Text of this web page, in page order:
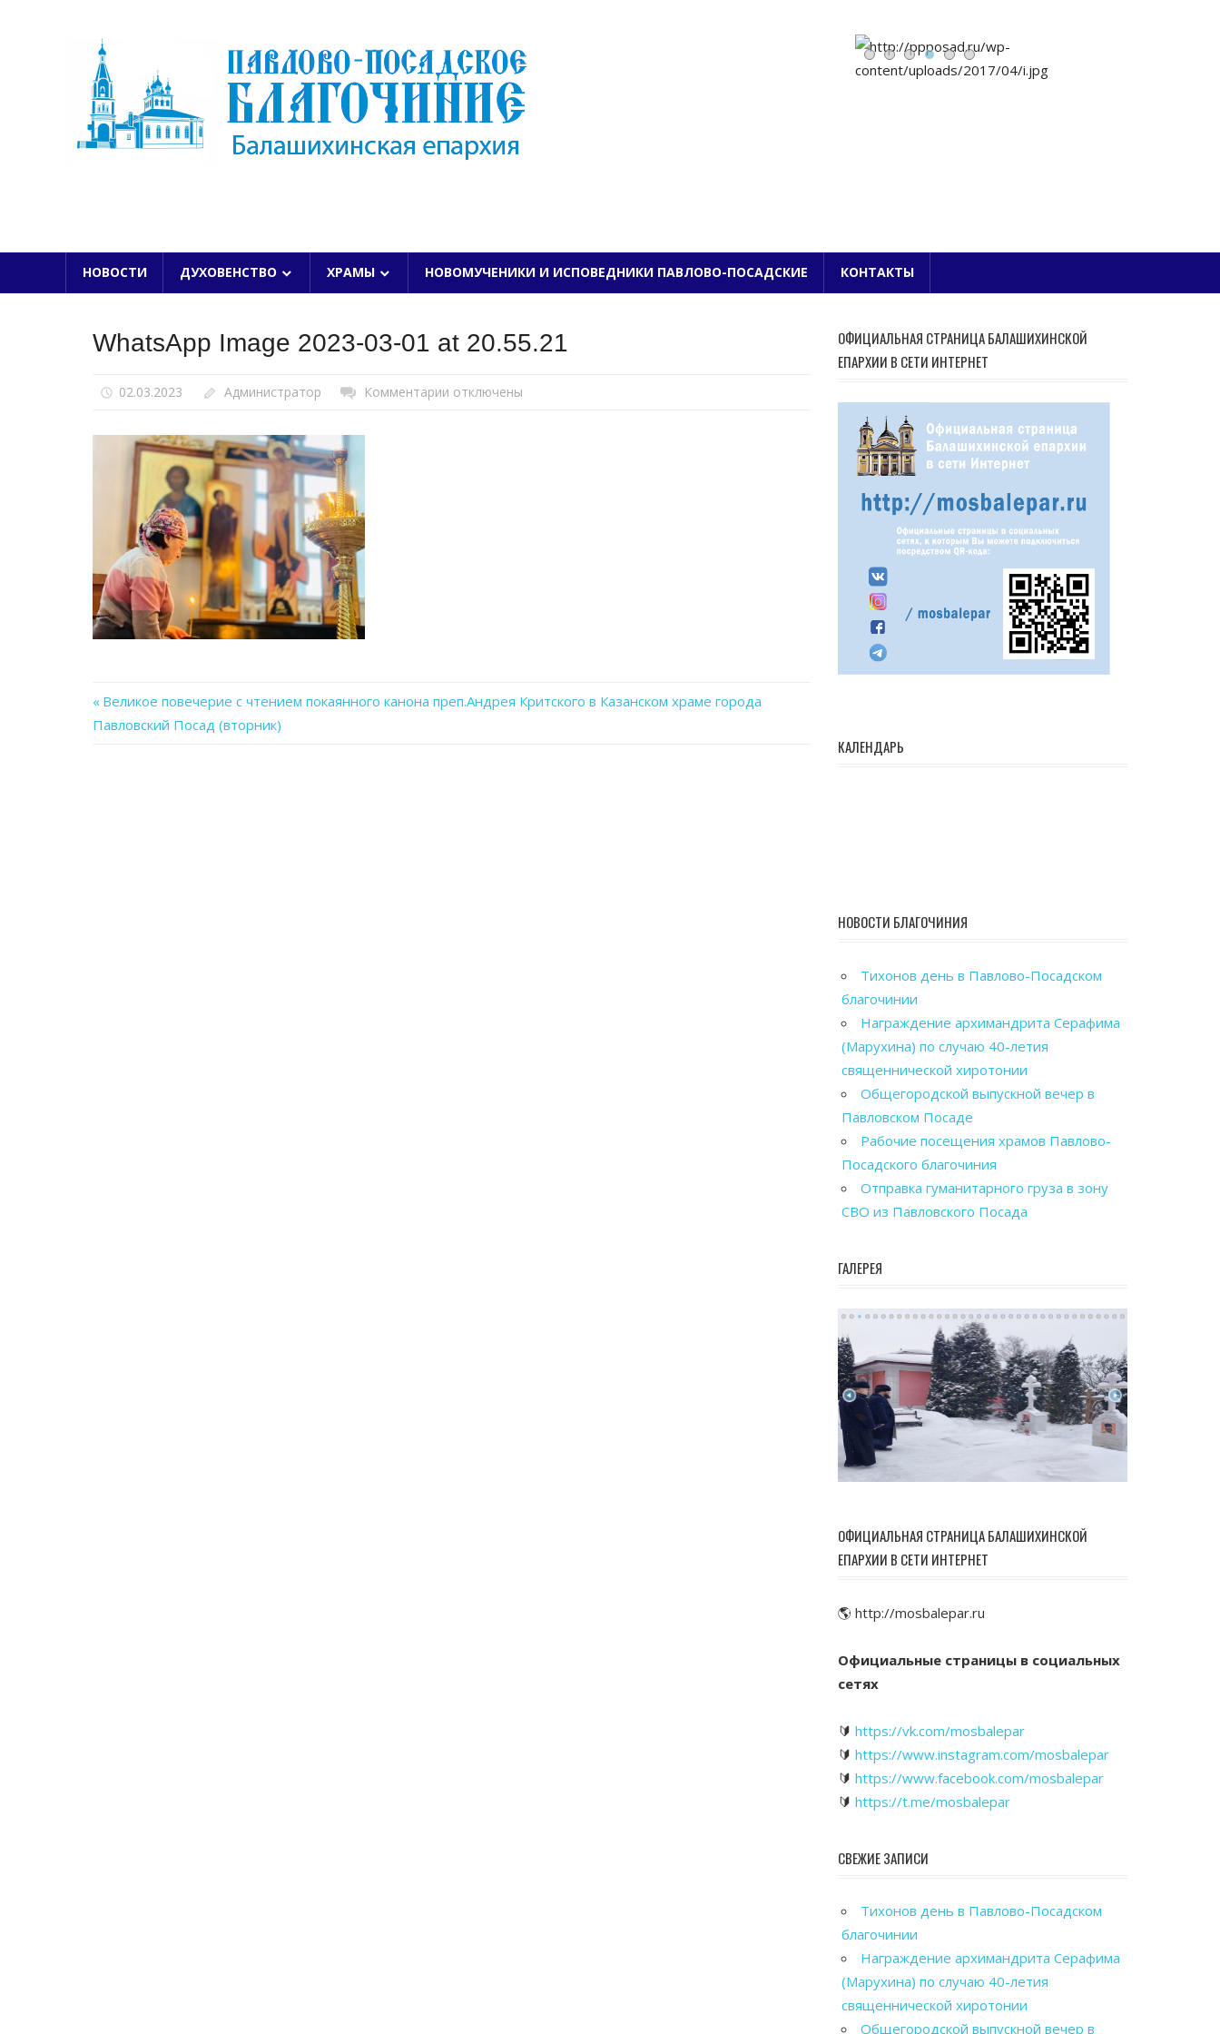
ПАВЛОВО-ПОСАДСКОЕ БЛАГОЧИНИЕ
НОВОСТИ ДУХОВЕНСТВО ХРАМЫ НОВОМУЧЕНИКИ И ИСПОВЕДНИКИ ПАВЛОВО-ПОСАДСКИЕ КОНТАКТЫ
WhatsApp Image 2023-03-01 at 20.55.21
02.03.2023 Администратор Комментарии котключены
Навигация
Previous
Post:
Великое повечерие с чтением покаянного канона преп.Андрея Критского в Казанском храме города
Павловский Посад (вторник)
ОФИЦИАЛЬНАЯ СТРАНИЦА БАЛАШИХИНСКОЙ
ЕПАРХИИ В СЕТИ ИНТЕРНЕТ
КАЛЕНДАРЬ
НОВОСТИ БЛАГОЧИНИЯ
Тихонов день в Павлово-Посадском
благочинии
Награждение архимандрита Серафима
(Марухина) по случаю 40-летия
священнической хиротонии
Общегородской выпускной вечер в
Павловском Посаде
Рабочие посещения храмов Павлово-
Посадского благочиния
Отправка гуманитарного груза в зону
СВО из Павловского Посада
ГАЛЕРЕЯ
ОФИЦИАЛЬНАЯ СТРАНИЦА БАЛАШИХИНСКОЙ
ЕПАРХИИ В СЕТИ ИНТЕРНЕТ
🌎 http://mosbalepar.ru
Официальные страницы в социальных
сетях
🔰 https://vk.com/mosbalepar
🔰 https://www.instagram.com/mosbalepar
🔰 https://www.facebook.com/mosbalepar
🔰 https://t.me/mosbalepar
СВЕЖИЕ ЗАПИСИ
Тихонов день в Павлово-Посадском
благочинии
Награждение архимандрита Серафима
(Марухина) по случаю 40-летия
священнической хиротонии
Общегородской выпускной вечер в